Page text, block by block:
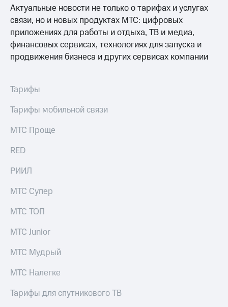
Актуальные новости не только о тарифах и услугах
связи, но и новых продуктах МТС: цифровых
приложениях для работы и отдыха, ТВ и медиа,
финансовых сервисах, технологиях для запуска и
продвижения бизнеса и других сервисах компании
Тарифы
Тарифы мобильной связи
МТС Проще
RED
РИИЛ
МТС Супер
МТС ТОП
МТС Junior
МТС Мудрый
МТС Налегке
Тарифы для спутникового ТВ